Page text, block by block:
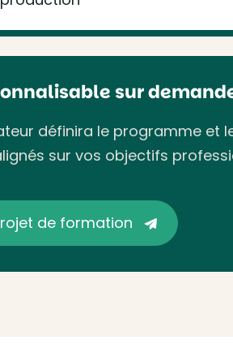
sur
définira le programme et
sur vos objectifs
de formation